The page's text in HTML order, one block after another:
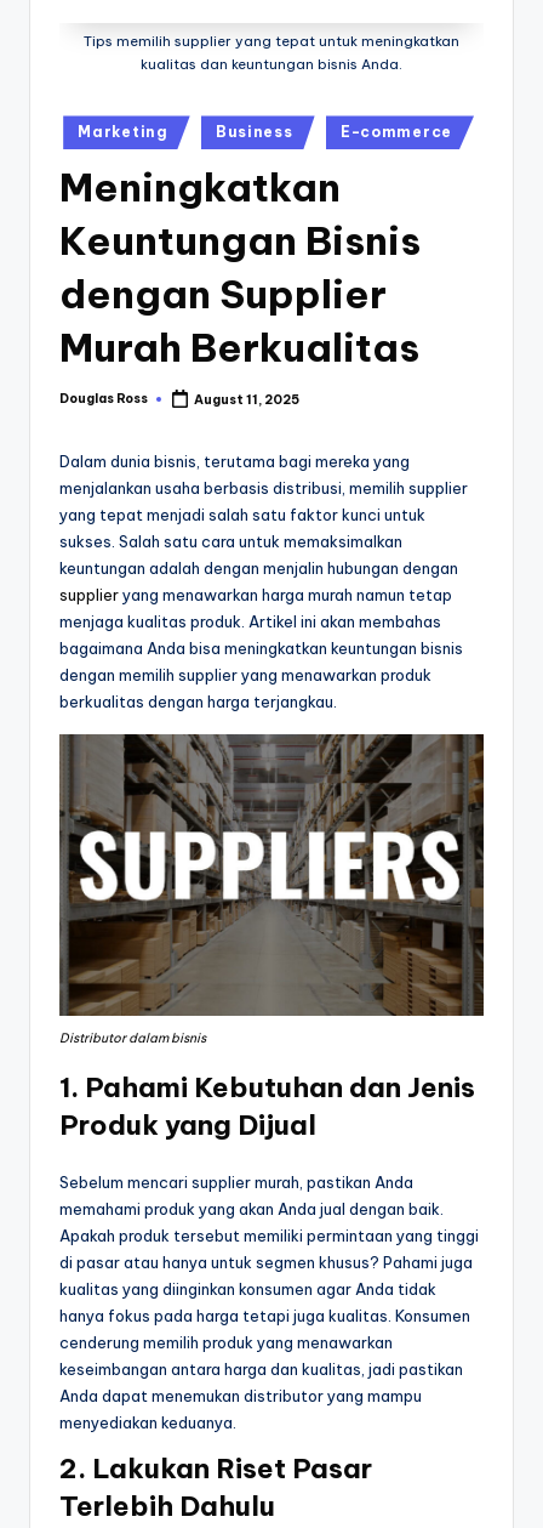
Tips memilih supplier yang tepat untuk meningkatkan
kualitas dan keuntungan bisnis Anda.
Posted
in
Marketing Business E-commerce
Meningkatkan
Keuntungan Bisnis
dengan Supplier
Murah Berkualitas
Posted
Douglas Ross August 11, 2025
Dalam dunia bisnis, terutama bagi mereka yang
menjalankan usaha berbasis distribusi, memilih supplier
yang tepat menjadi salah satu faktor kunci untuk
sukses. Salah satu cara untuk memaksimalkan
keuntungan adalah dengan menjalin hubungan dengan
supplieryang menawarkan harga murah namun tetap
menjaga kualitas produk. Artikel ini akan membahas
bagaimana Anda bisa meningkatkan keuntungan bisnis
dengan memilih supplier yang menawarkan produk
berkualitas dengan harga terjangkau.
Distributor dalam bisnis
1. Pahami Kebutuhan dan Jenis
Produk yang Dijual
Sebelum mencari supplier murah, pastikan Anda
memahami produk yang akan Anda jual dengan baik.
Apakah produk tersebut memiliki permintaan yang tinggi
di pasar atau hanya untuk segmen khusus? Pahami juga
kualitas yang diinginkan konsumen agar Anda tidak
hanya fokus pada harga tetapi juga kualitas. Konsumen
cenderung memilih produk yang menawarkan
keseimbangan antara harga dan kualitas, jadi pastikan
Anda dapat menemukan distributor yang mampu
menyediakan keduanya.
2. Lakukan Riset Pasar
Terlebih Dahulu